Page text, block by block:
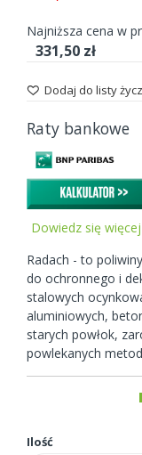
Najniższa cena w
331,50 zł
Dodaj do listy
Raty bankowe
Dowiedz się
Radach - to
do ochronnego i
stalowych
aluminiowych,
starych powłok,
powlekanych
Ilość